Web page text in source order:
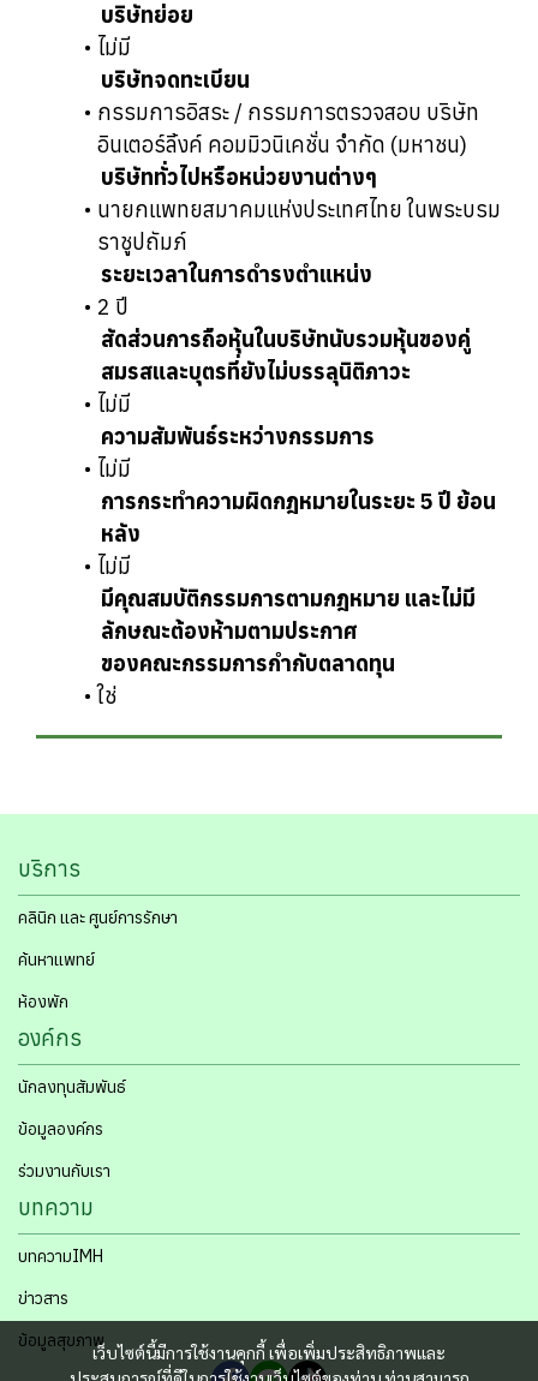
บริษัทย่อย
ไม่มี
บริษัทจดทะเบียน
กรรมการอิสระ / กรรมการตรวจสอบ บริษัท
อินเตอร์ลิ้งค์ คอมมิวนิเคชั่น จำกัด (มหาชน)
บริษัททั่วไปหรือหน่วยงานต่างๆ
นายกแพทยสมาคมแห่งประเทศไทย ในพระบรม
ราชูปถัมภ์
ระยะเวลาในการดำรงตำแหน่ง
2 ปี
สัดส่วนการถือหุ้นในบริษัทนับรวมหุ้นของคู่
สมรสและบุตรที่ยังไม่บรรลุนิติภาวะ
ไม่มี
ความสัมพันธ์ระหว่างกรรมการ
ไม่มี
การกระทำความผิดกฎหมายในระยะ 5 ปี ย้อน
หลัง
ไม่มี
มีคุณสมบัติกรรมการตามกฎหมาย และไม่มี
ลักษณะต้องห้ามตามประกาศ
ของคณะกรรมการกำกับตลาดทุน
ใช่
เว็บไซต์นี้มีการใช้งานคุกกี้ เพื่อเพิ่มประสิทธิภาพและ
บริการ
คลินิก และ ศูนย์การรักษา
ค้นหาแพทย์
ห้องพัก
องค์กร
นักลงทุนสัมพันธ์
ข้อมูลองค์กร
ร่วมงานกับเรา
บทความ
บทความIMH
ข่าวสาร
ข้อมูลสุขภาพ